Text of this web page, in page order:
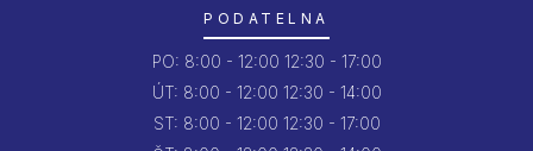
PODATELNA
PO: 8:00 - 12:00 12:30 - 17:00
ÚT: 8:00 - 12:00 12:30 - 14:00
ST: 8:00 - 12:00 12:30 - 17:00